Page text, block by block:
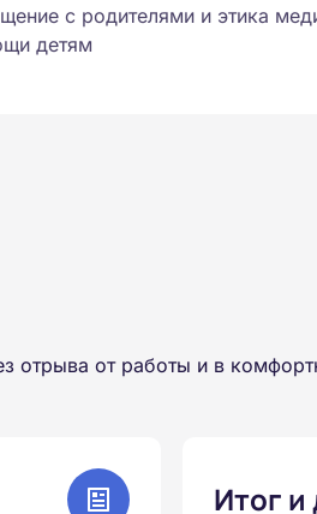
с родителями и этика
детям
отрыва от работы и в
Итог